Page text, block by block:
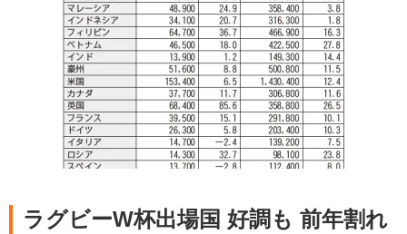
ラグビーW杯出場国 好調も 前年割れ